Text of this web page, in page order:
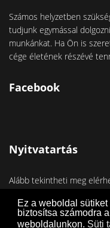
Ez a weboldal
biztosítsa számodra
weboldalunkon. Süti
Számos helyzetben
tudjunk egymással
munkánkat. Ha Ön is
cége életének részévé
Facebook
Nyitvatartás
Alább tekintheti meg
Telefon: +36-70/360-2777